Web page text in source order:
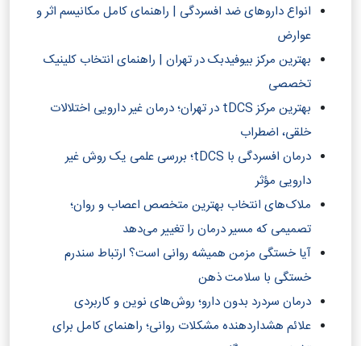
انواع داروهای ضد افسردگی | راهنمای کامل مکانیسم اثر و
عوارض
بهترین مرکز بیوفیدبک در تهران | راهنمای انتخاب کلینیک
تخصصی
بهترین مرکز tDCS در تهران؛ درمان غیر دارویی اختلالات
خلقی، اضطراب
درمان افسردگی با tDCS؛ بررسی علمی یک روش غیر
دارویی مؤثر
ملاک‌های انتخاب بهترین متخصص اعصاب و روان؛
تصمیمی که مسیر درمان را تغییر می‌دهد
آیا خستگی مزمن همیشه روانی است؟ ارتباط سندرم
خستگی با سلامت ذهن
درمان سردرد بدون دارو؛ روش‌های نوین و کاربردی
علائم هشداردهنده مشکلات روانی؛ راهنمای کامل برای